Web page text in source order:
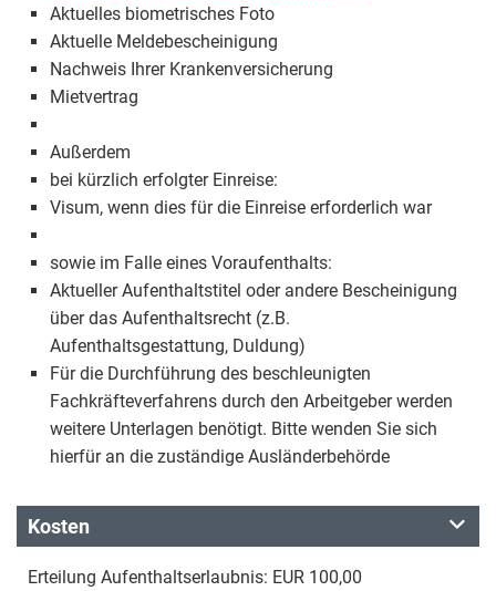
Aktuelles biometrisches Foto
Aktuelle Meldebescheinigung
Nachweis Ihrer Krankenversicherung
Mietvertrag
Außerdem
bei kürzlich erfolgter Einreise:
Visum, wenn dies für die Einreise erforderlich war
sowie im Falle eines Voraufenthalts:
Aktueller Aufenthaltstitel oder andere Bescheinigung
über das Aufenthaltsrecht (z.B.
Aufenthaltsgestattung, Duldung)
Für die Durchführung des beschleunigten
Fachkräfteverfahrens durch den Arbeitgeber werden
weitere Unterlagen benötigt. Bitte wenden Sie sich
hierfür an die zuständige Ausländerbehörde
Kosten
Erteilung Aufenthaltserlaubnis: EUR 100,00